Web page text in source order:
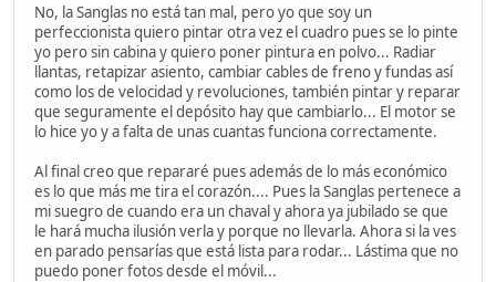
No, la Sanglas no está tan mal, pero yo que soy un
perfeccionista quiero pintar otra vez el cuadro pues se lo pinte
yo pero sin cabina y quiero poner pintura en polvo... Radiar
llantas, retapizar asiento, cambiar cables de freno y fundas así
como los de velocidad y revoluciones, también pintar y reparar
que seguramente el depósito hay que cambiarlo... El motor se
lo hice yo y a falta de unas cuantas funciona correctamente.
Al final creo que repararé pues además de lo más económico
es lo que más me tira el corazón.... Pues la Sanglas pertenece a
mi suegro de cuando era un chaval y ahora ya jubilado se que
le hará mucha ilusión verla y porque no llevarla. Ahora si la ves
en parado pensarías que está lista para rodar... Lástima que no
puedo poner fotos desde el móvil...